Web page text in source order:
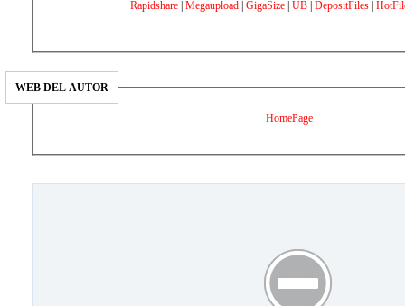
Rapidshare | Megaupload | GigaSize | UB | DepositFiles |
WEB DEL AUTOR
HomePage